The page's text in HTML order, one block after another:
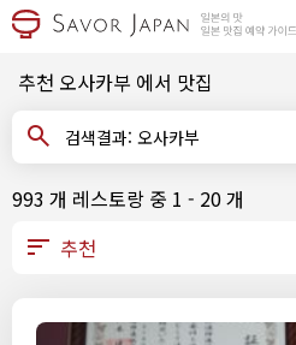
추천 오사카부 에서 맛집
검색결과: 오사카부
993 개 레스토랑 중 1 - 20 개